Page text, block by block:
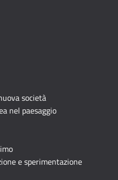
società
nel paesaggio
e sperimentazione